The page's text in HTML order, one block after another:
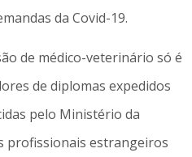
da Covid-19.
de médico-veterinário só é
de diplomas expedidos
pelo Ministério da
profissionais estrangeiros